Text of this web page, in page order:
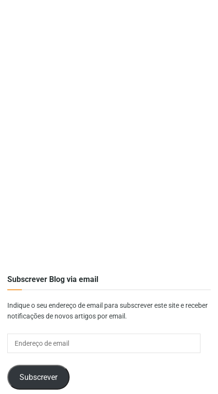
Subscrever Blog via email
Indique o seu endereço de email para subscrever este site e receber
notificações de novos artigos por email.
Subscrever